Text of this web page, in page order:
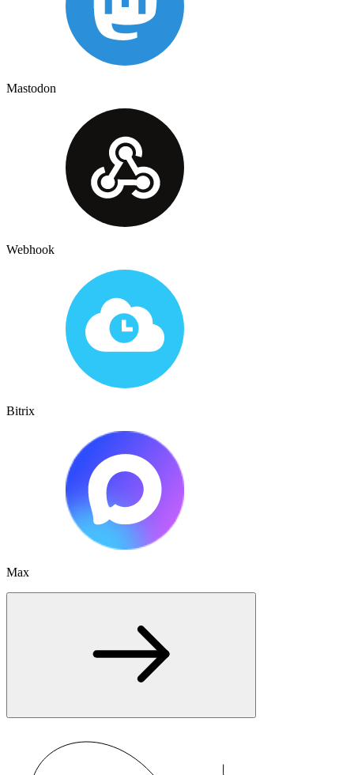
Mastodon
Webhook
Bitrix
Max